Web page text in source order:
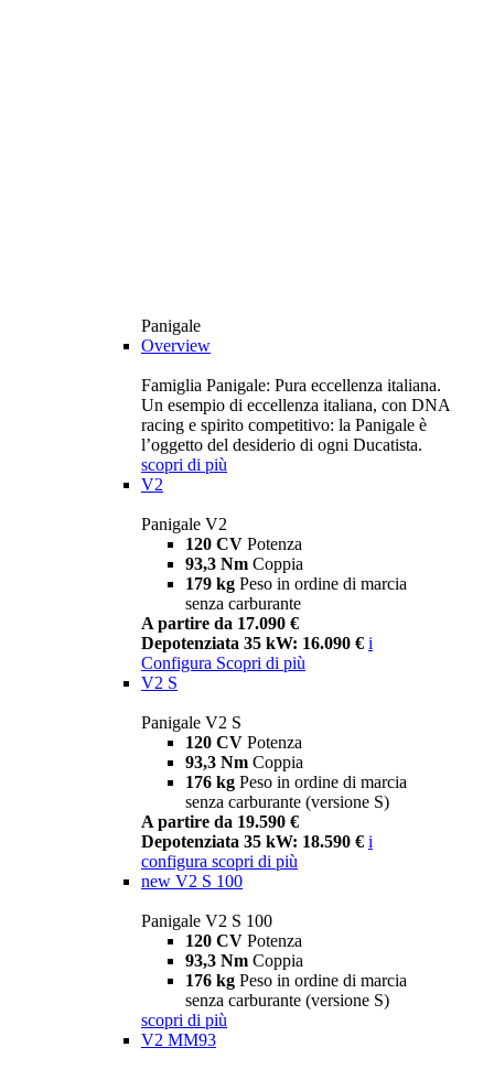
Panigale
Overview
Famiglia Panigale: Pura eccellenza italiana.
Un esempio di eccellenza italiana, con DNA
racing e spirito competitivo: la Panigale è
l’oggetto del desiderio di ogni Ducatista.
scopri di più
V2
Panigale V2
120 CV Potenza
93,3 Nm Coppia
179 kg Peso in ordine di marcia
senza carburante
A partire da 17.090 €
Depotenziata 35 kW: 16.090 € i
Configura Scopri di più
V2 S
Panigale V2 S
120 CV Potenza
93,3 Nm Coppia
176 kg Peso in ordine di marcia
senza carburante (versione S)
A partire da 19.590 €
Depotenziata 35 kW: 18.590 € i
configura scopri di più
new V2 S 100
Panigale V2 S 100
120 CV Potenza
93,3 Nm Coppia
176 kg Peso in ordine di marcia
senza carburante (versione S)
scopri di più
V2 MM93